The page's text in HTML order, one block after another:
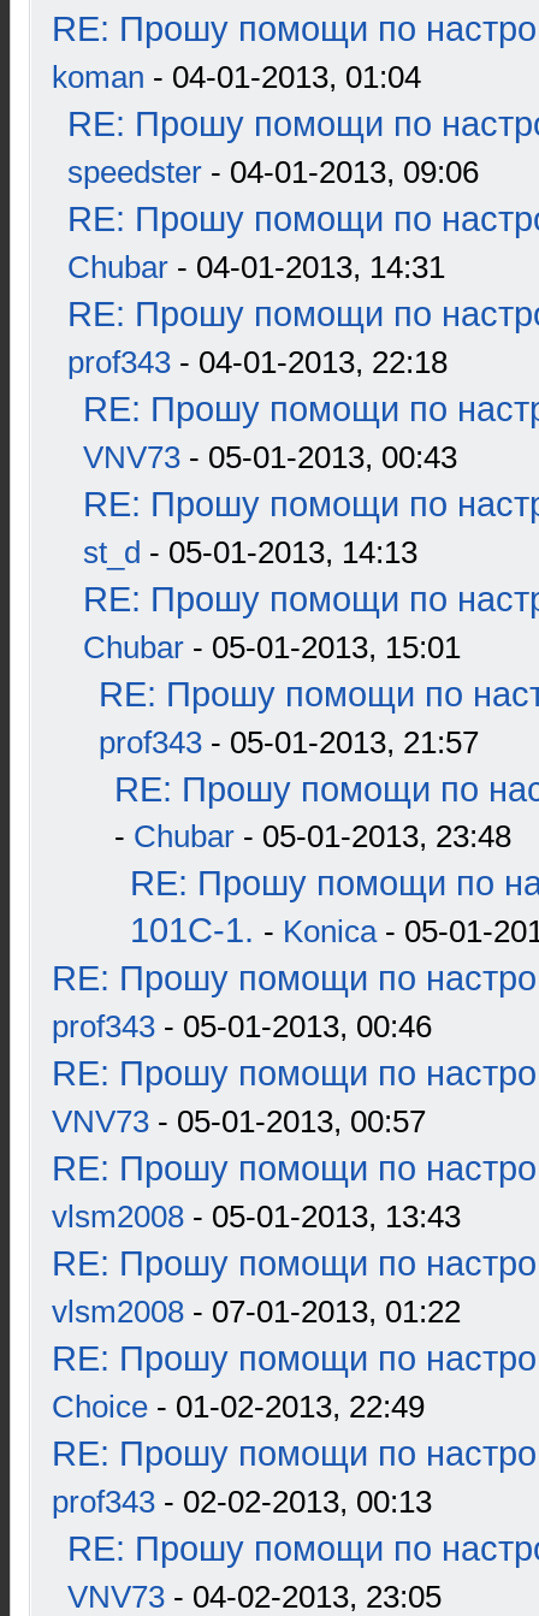
RE: Прошу помощи по
koman - 04-01-2013, 01:04
RE: Прошу помощи по
speedster - 04-01-2013, 09:06
RE: Прошу помощи по
Chubar - 04-01-2013, 14:31
RE: Прошу помощи по
prof343 - 04-01-2013, 22:18
RE: Прошу помощи по
VNV73 - 05-01-2013, 00:43
RE: Прошу помощи по
st_d - 05-01-2013, 14:13
RE: Прошу помощи по
Chubar - 05-01-2013, 15:01
RE: Прошу помощи по
prof343 - 05-01-2013, 21:57
RE: Прошу помощи по
- Chubar - 05-01-2013, 23:48
RE: Прошу помощи по
101С-1. - Konica- 05-01-
RE: Прошу помощи по
prof343 - 05-01-2013, 00:46
RE: Прошу помощи по
VNV73 - 05-01-2013, 00:57
RE: Прошу помощи по
vlsm2008 - 05-01-2013, 13:43
RE: Прошу помощи по
vlsm2008 - 07-01-2013, 01:22
RE: Прошу помощи по
Choice - 01-02-2013, 22:49
RE: Прошу помощи по
prof343 - 02-02-2013, 00:13
RE: Прошу помощи по
VNV73 - 04-02-2013, 23:05